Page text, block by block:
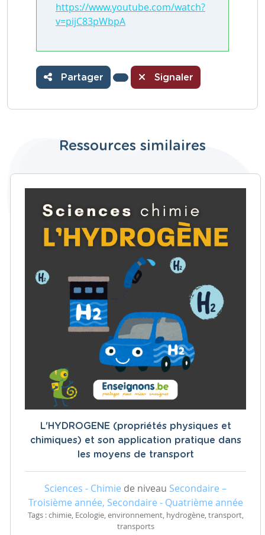
https://www.youtube.com/watch?
v=pijC83pWbpA
Partager Signaler
Ressources similaires
L'HYDROGENE (propriétés physiques et
chimiques) et son application pratique dans
les moyens de transport
Sciences - Chimie de niveau Secondaire –
Troisième année, Secondaire - Quatrième année
Tags : chimie, Ecologie, environnement, hydrogène, transport,
transports